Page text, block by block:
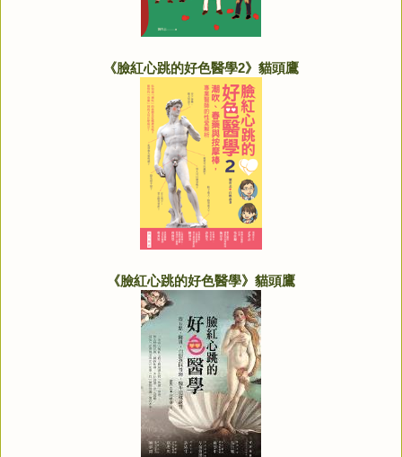
《臉紅心跳的好色醫學2》貓頭鷹
《臉紅心跳的好色醫學》貓頭鷹